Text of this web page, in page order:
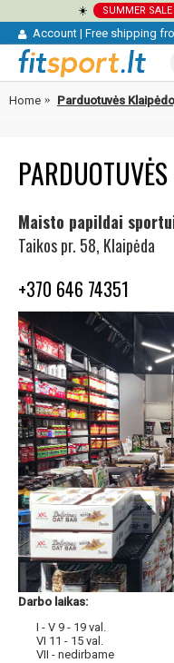
☀️ SUMMER SALE
Account | Free shipping
Home Parduotuvės
Maisto papildai
Taikos pr. 58, Klaipėda
+370 646 74351
Darbo laikas:
I - V 9 - 19 val.
VI 11 - 15 val.
VII - nedirbame